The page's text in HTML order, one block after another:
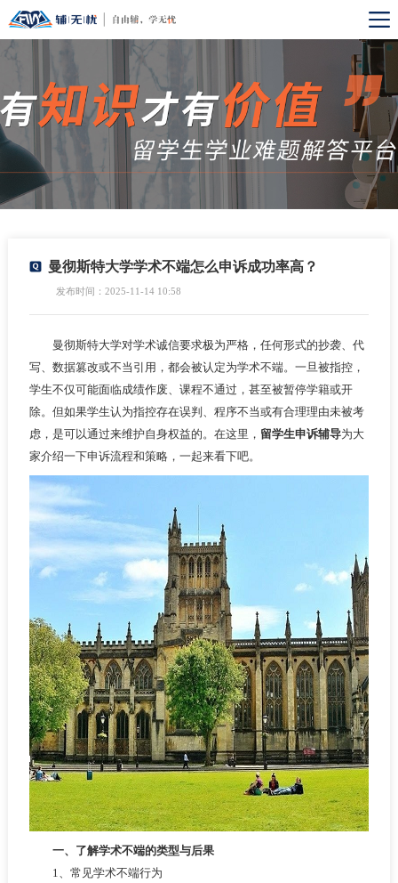
曼彻斯特大学学术不端怎么申诉成功率高？
发布时间：2025-11-14 10:58
曼彻斯特大学对学术诚信要求极为严格，任何形式的抄袭、代
写、数据篡改或不当引用，都会被认定为学术不端。一旦被指控，
学生不仅可能面临成绩作废、课程不通过，甚至被暂停学籍或开
除。但如果学生认为指控存在误判、程序不当或有合理理由未被考
虑，是可以通过来维护自身权益的。在这里， 留学生申诉辅导为大
家介绍一下申诉流程和策略，一起来看下吧。
一、了解学术不端的类型与后果
1、常见学术不端行为